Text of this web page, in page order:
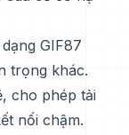
GIF87
trọng khác.
cho phép tải
nối chậm.